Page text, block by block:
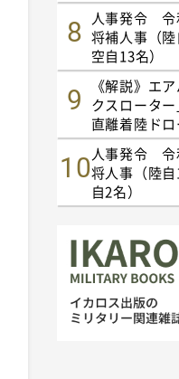
人事発令 令
将補人事（陸
空自13名）
《解説》エ
クスロータ
直離着陸ド
人事発令 令
将人事（陸
自2名）